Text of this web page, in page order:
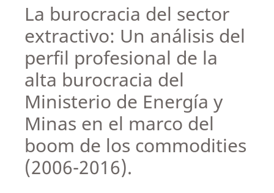
La burocracia del sector
extractivo: Un análisis del
perfil profesional de la
alta burocracia del
Ministerio de Energía y
Minas en el marco del
boom de los commodities
(2006-2016).